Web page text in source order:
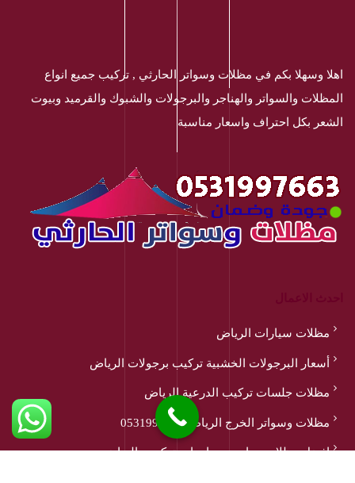
اهلا وسهلا بكم في مظلات وسواتر الحارثي , تركيب جميع انواع
المظلات والسواتر والهناجر والبرجولات والشبوك والقرميد وبيوت
الشعر بكل احتراف واسعار مناسبة
مظلات سيارات الرياض
أسعار البرجولات الخشبية تركيب برجولات الرياض
مظلات جلسات تركيب الدرعية الرياض
مظلات وسواتر الخرج الرياض 0531997663
افضل مظلات مدارس وجامعات تركيب بالرياض